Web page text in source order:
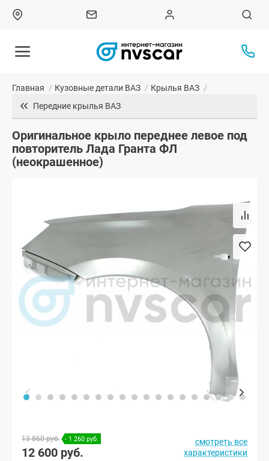
Главная / Кузовные детали ВАЗ / Крылья ВАЗ /
Передние крылья ВАЗ
Оригинальное крыло переднее левое под
повторитель Лада Гранта ФЛ
(неокрашенное)
13 860 руб. - 1 260 руб.
12 600 руб.
смотреть все
характеристики